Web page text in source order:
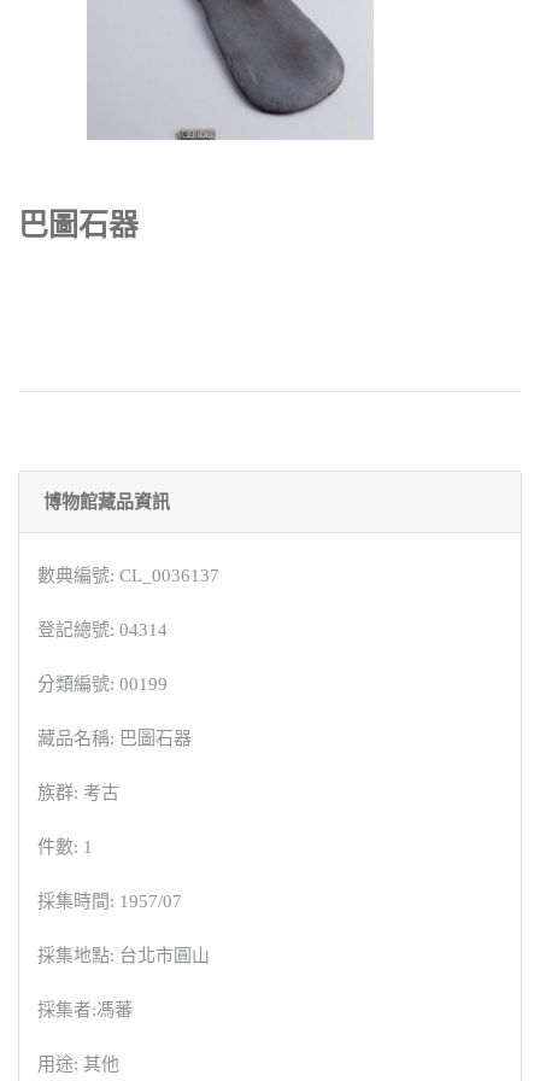
巴圖石器
博物館藏品資訊
數典編號: CL_0036137
登記總號: 04314
分類編號: 00199
藏品名稱: 巴圖石器
族群: 考古
件數: 1
採集時間: 1957/07
採集地點: 台北市圓山
採集者:馮蕃
用途: 其他